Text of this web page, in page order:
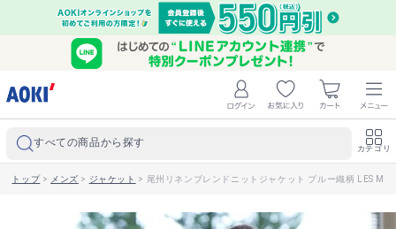
すべての商品から探す カテゴリ
トップ> メンズ > ジャケット > 尾州リネンブレンドニットジャケット ブルー織柄 LES